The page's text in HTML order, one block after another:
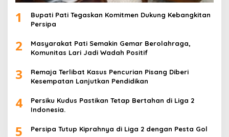
1
Bupati Pati Tegaskan Komitmen Dukung Kebangkitan
Persipa
2
Masyarakat Pati Semakin Gemar Berolahraga,
Komunitas Lari Jadi Wadah Positif
3
Remaja Terlibat Kasus Pencurian Pisang Diberi
Kesempatan Lanjutkan Pendidikan
4
Persiku Kudus Pastikan Tetap Bertahan di Liga 2
Indonesia.
5 Persipa Tutup Kiprahnya di Liga 2 dengan Pesta Gol